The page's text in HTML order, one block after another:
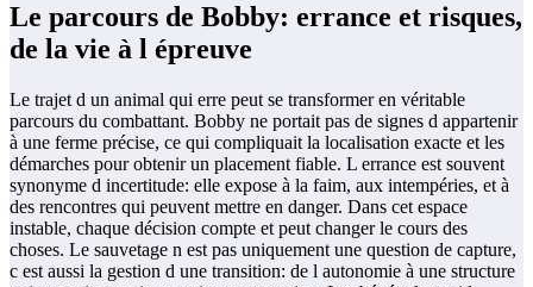
Le parcours de Bobby: errance et risques,
de la vie à l épreuve
Le trajet d un animal qui erre peut se transformer en véritable
parcours du combattant. Bobby ne portait pas de signes d appartenir
à une ferme précise, ce qui compliquait la localisation exacte et les
démarches pour obtenir un placement fiable. L errance est souvent
synonyme d incertitude: elle expose à la faim, aux intempéries, et à
des rencontres qui peuvent mettre en danger. Dans cet espace
instable, chaque décision compte et peut changer le cours des
choses. Le sauvetage n est pas uniquement une question de capture,
c est aussi la gestion d une transition: de l autonomie à une structure